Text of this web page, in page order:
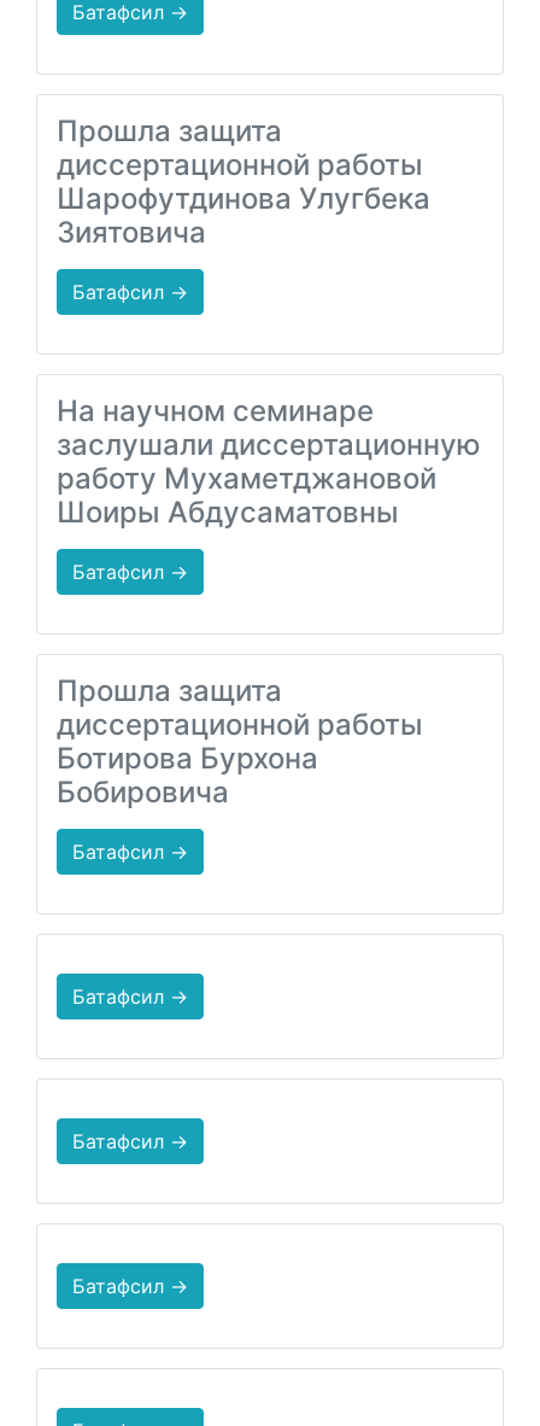
Батафсил →
Прошла защита
диссертационной работы
Шарофутдинова Улугбека
Зиятовича
Батафсил →
На научном семинаре
заслушали диссертационную
работу Мухаметджановой
Шоиры Абдусаматовны
Батафсил →
Прошла защита
диссертационной работы
Ботирова Бурхона
Бобировича
Батафсил →
Батафсил →
Батафсил →
Батафсил →